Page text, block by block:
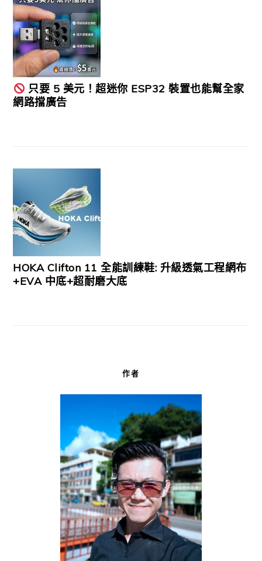
只要 5 美元！超迷你 ESP32 裝置也能幫全家
網路擋廣告
HOKA Clifton 11 全能訓練鞋: 升級透氣工程網布
+EVA 中底+超耐磨大底
作者